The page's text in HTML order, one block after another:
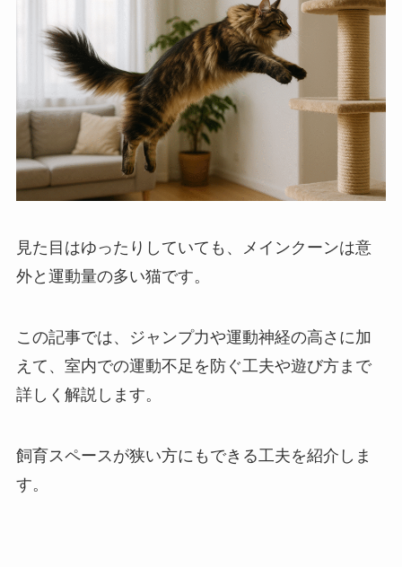
見た目はゆったりしていても、メインクーンは意
外と運動量の多い猫です。
この記事では、ジャンプ力や運動神経の高さに加
えて、室内での運動不足を防ぐ工夫や遊び方まで
詳しく解説します。
飼育スペースが狭い方にもできる工夫を紹介しま
す。